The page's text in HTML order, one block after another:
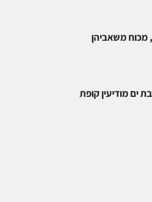
מכוח משאביהן
ים מודיעין קופת